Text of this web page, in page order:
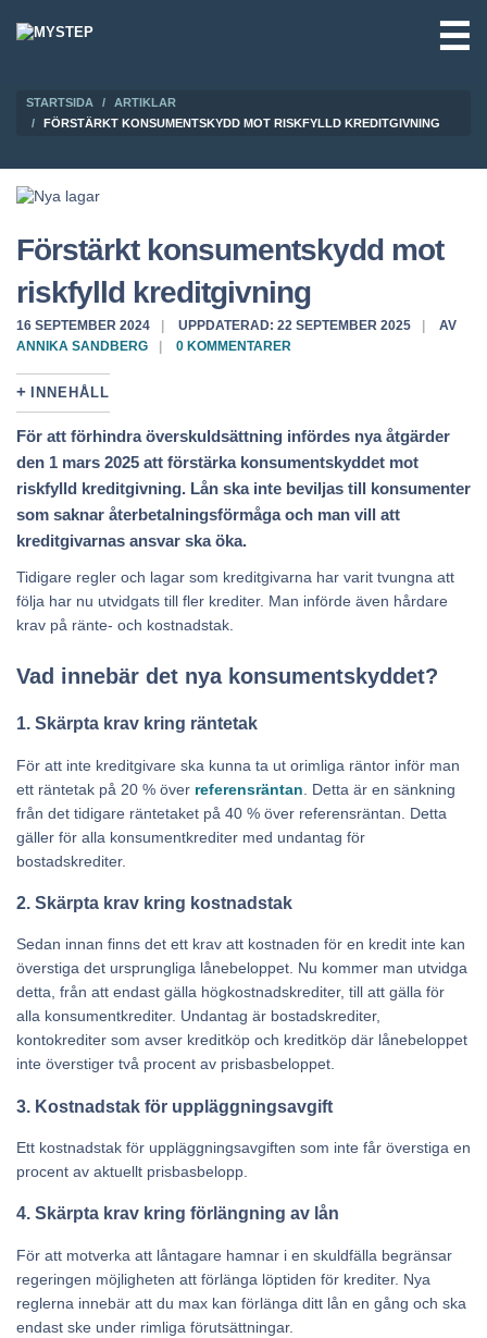
☰
STARTSIDA
ARTIKLAR
FÖRSTÄRKT KONSUMENTSKYDD MOT RISKFYLLD KREDITGIVNING
Förstärkt konsumentskydd mot
riskfylld kreditgivning
16 SEPTEMBER 2024 UPPDATERAD: 22 SEPTEMBER 2025
AV
ANNIKA SANDBERG
0 KOMMENTARER
INNEHÅLL
För att förhindra överskuldsättning infördes nya åtgärder
den 1 mars 2025 att förstärka konsumentskyddet mot
riskfylld kreditgivning. Lån ska inte beviljas till konsumenter
som saknar återbetalningsförmåga och man vill att
kreditgivarnas ansvar ska öka.
Tidigare regler och lagar som kreditgivarna har varit tvungna att
följa har nu utvidgats till fler krediter. Man införde även hårdare
krav på ränte- och kostnadstak.
Vad innebär det nya konsumentskyddet?
1. Skärpta krav kring räntetak
För att inte kreditgivare ska kunna ta ut orimliga räntor inför man
ett räntetak på 20 % över referensräntan . Detta är en sänkning
från det tidigare räntetaket på 40 % över referensräntan. Detta
gäller för alla konsumentkrediter med undantag för
bostadskrediter.
2. Skärpta krav kring kostnadstak
Sedan innan finns det ett krav att kostnaden för en kredit inte kan
överstiga det ursprungliga lånebeloppet. Nu kommer man utvidga
detta, från att endast gälla högkostnadskrediter, till att gälla för
alla konsumentkrediter. Undantag är bostadskrediter,
kontokrediter som avser kreditköp och kreditköp där lånebeloppet
inte överstiger två procent av prisbasbeloppet.
3. Kostnadstak för uppläggningsavgift
Ett kostnadstak för uppläggningsavgiften som inte får överstiga en
procent av aktuellt prisbasbelopp.
4. Skärpta krav kring förlängning av lån
För att motverka att låntagare hamnar i en skuldfälla begränsar
regeringen möjligheten att förlänga löptiden för krediter. Nya
reglerna innebär att du max kan förlänga ditt lån en gång och ska
endast ske under rimliga förutsättningar.